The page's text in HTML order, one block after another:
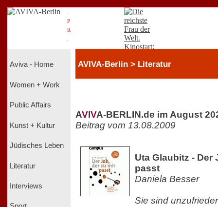
P
R
Aviva - Home
Women + Work
Public Affairs
Kunst + Kultur
Jüdisches Leben
Literatur
Interviews
AVIVA-Berlin > Literatur
AVIVA-BERLIN.de im August
Beitrag vom 13.08.2009
Uta Glaubitz - Der
passt
Daniela Besser
Sie sind